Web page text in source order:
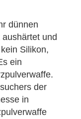
dünnen
und
Silikon,
ein
der
in